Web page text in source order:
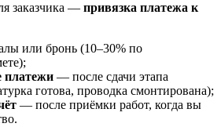
заказчика — привязка платежа к
или бронь (10–30% по
платежи — после сдачи этапа
готова, проводка смонтирована);
— после приёмки работ, когда вы